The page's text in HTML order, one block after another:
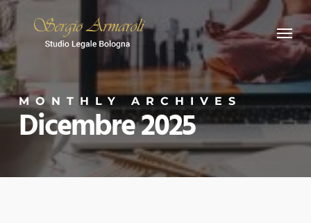
Skip
to
main
content
Menu
MONTHLY ARCHIVES
Dicembre 2025